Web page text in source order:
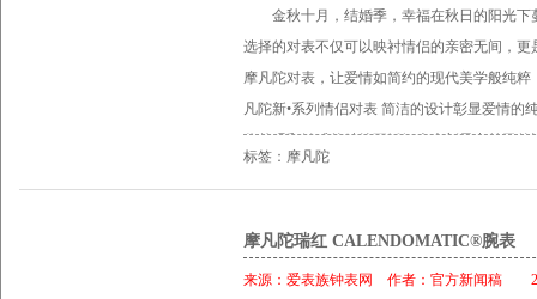
置饰有银色标志性凹面太阳圆点，银色镂空
度环，精致红色刻字。 表壳：抛光精纯不锈
玻璃表镜；防水深度达30米。 表带：哑光黑
红色缝线，经典精纯不锈钢舌扣。 规格：男
璃表镜；防水深度达30米。 表链：三排雕刻
博物馆表盘，12时位置饰有银色标志性凹面
太阳纹博物馆表盘，12时位置饰有金色标志
表壳： 抛光精纯不锈钢表壳；或18K镀金精
防水深度30米。 表链： 精纯不锈钢编织表链
米） 摩凡陀CONCERTO®协奏曲腕表 在摩凡
是摩凡陀Museum®博物馆腕表。这款腕表由
一个圆点，象征正午的太阳，无数字表盘在
陀Concerto协奏曲系列腕表，线条简洁、轮廓
学。2013年，摩凡陀女款Concerto协奏曲系
特的男款Calendomatic腕表，配有皮带和表链
感源自1946年带有全日历显示的初版
蓝宝石水晶玻璃可以一睹精致、优美的自动
护下，独具一格的哑光黑色表盘中央为标有
的金色圆点和暗示地球运动的指针，完美地
运转的位置，而一贯采用的背景黑色就成为
20年代包豪斯设计学派的精髓：朴素，雅致
珍藏表 如今，摩凡陀腕表为世界各地著名的
钟表史上被誉为最简洁的纯净设计。作为注
设计之中，颇具新意又不失怀旧情怀。深蓝
圈，饰以银色皇太子指针及标志性凹面圆点
金秋十月，结婚季，幸福在秋日的阳光
选择的对表不仅可以映衬情侣的亲密无间，
摩凡陀对表，让爱情如简约的现代美学般纯
凡陀新•系列情侣对表 简洁的设计彰显爱情的
代外观和触感的精纯不锈钢表壳彰显出前卫
经抛光和哑光打磨的链节交替分布，搭配隐
标签：摩凡陀
摩凡陀瑞红 CALENDOMATIC®腕表
来源： 爱表族钟表网 作者： 官方新闻稿